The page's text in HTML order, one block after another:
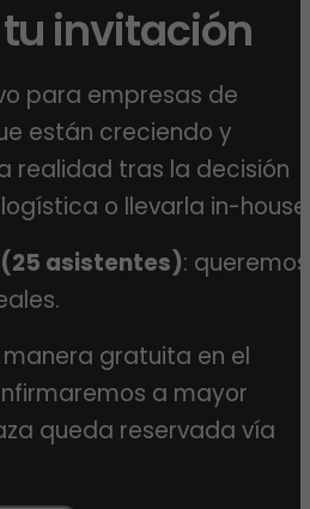
invitación
para empresas de
están creciendo y
realidad tras la decisión
o llevarla in-
asistentes): queremos
gratuita en el
a mayor
queda reservada vía